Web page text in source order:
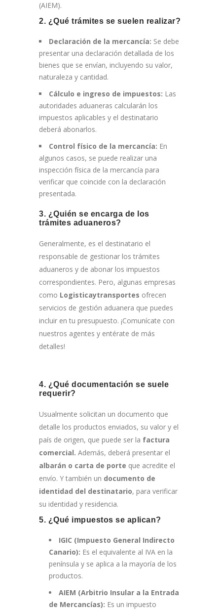
(AIEM).
2. ¿Qué trámites se suelen realizar?
Declaración de la mercancía: Se debe
presentar una declaración detallada de los
bienes que se envían, incluyendo su valor,
naturaleza y cantidad.
Cálculo e ingreso de impuestos: Las
autoridades aduaneras calcularán los
impuestos aplicables y el destinatario
deberá abonarlos.
Control físico de la mercancía: En
algunos casos, se puede realizar una
inspección física de la mercancía para
verificar que coincide con la declaración
presentada.
3. ¿Quién se encarga de los
trámites aduaneros?
Generalmente, es el destinatario el
responsable de gestionar los trámites
aduaneros y de abonar los impuestos
correspondientes. Pero, algunas empresas
como Logisticaytransportes ofrecen
servicios de gestión aduanera que puedes
incluir en tu presupuesto. ¡Comunícate con
nuestros agentes y entérate de más
detalles!
4. ¿Qué documentación se suele
requerir?
Usualmente solicitan un documento que
detalle los productos enviados, su valor y el
país de origen, que puede ser la factura
comercial. Además, deberá presentar el
albarán o carta de porte que acredite el
envío. Y también un documento de
identidad del destinatario, para verificar
su identidad y residencia.
5. ¿Qué impuestos se aplican?
IGIC (Impuesto General Indirecto
Canario): Es el equivalente al IVA en la
península y se aplica a la mayoría de los
productos.
AIEM (Arbitrio Insular a la Entrada
de Mercancías): Es un impuesto